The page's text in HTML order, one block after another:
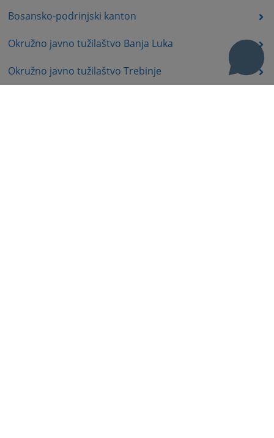
Bosansko-podrinjski kanton
Okružno javno tužilaštvo Banja Luka
Okružno javno tužilaštvo Trebinje